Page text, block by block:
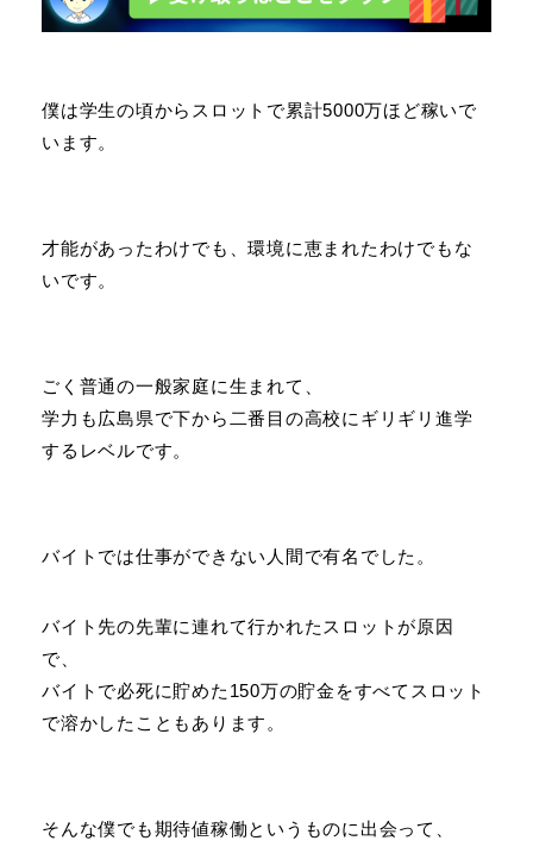
僕は学生の頃からスロットで累計5000万ほど稼いで
います。
才能があったわけでも、環境に恵まれたわけでもな
いです。
ごく普通の一般家庭に生まれて、
学力も広島県で下から二番目の高校にギリギリ進学
するレベルです。
バイトでは仕事ができない人間で有名でした。
バイト先の先輩に連れて行かれたスロットが原因
で、
バイトで必死に貯めた150万の貯金をすべてスロット
で溶かしたこともあります。
そんな僕でも期待値稼働というものに出会って、